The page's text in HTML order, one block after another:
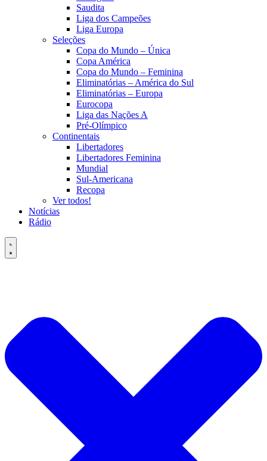
Saudita
Liga dos Campeões
Liga Europa
Seleções
Copa do Mundo – Única
Copa América
Copa do Mundo – Feminina
Eliminatórias – América do Sul
Eliminatórias – Europa
Eurocopa
Liga das Nações A
Pré-Olímpico
Continentais
Libertadores
Libertadores Feminina
Mundial
Sul-Americana
Recopa
Ver todos!
Notícias
Rádio